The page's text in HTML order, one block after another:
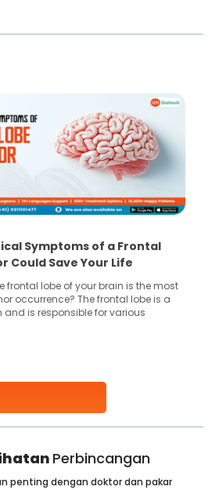
Symptoms of a Frontal
Could Save Your Life
frontal lobe of your brain is the most
occurrence? The frontal lobe is a
and is responsible for various
Perbincangan
penting dengan doktor dan pakar